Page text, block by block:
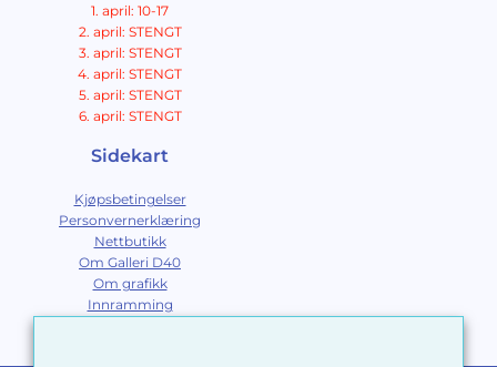
1. april: 10-17
2. april: STENGT
3. april: STENGT
4. april: STENGT
5. april: STENGT
6. april: STENGT
Sidekart
Kjøpsbetingelser
Personvernerklæring
Nettbutikk
Om Galleri D40
Om grafikk
Innramming